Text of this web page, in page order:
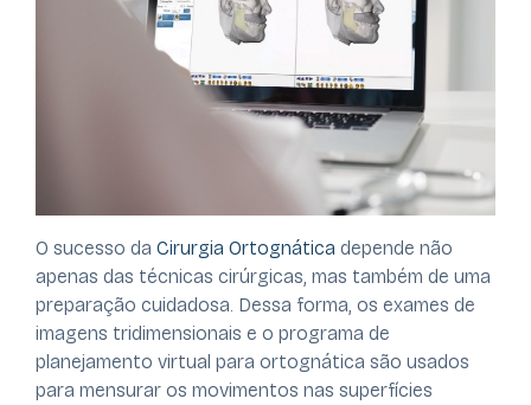
O sucesso da Cirurgia Ortognática depende não
apenas das técnicas cirúrgicas, mas também de uma
preparação cuidadosa. Dessa forma, os exames de
imagens tridimensionais e o programa de
planejamento virtual para ortognática são usados
para mensurar os movimentos nas superfícies